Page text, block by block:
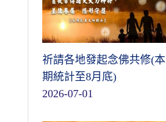
祈請各地發起念佛共修(本
期統計至8月底)
2026-07-01